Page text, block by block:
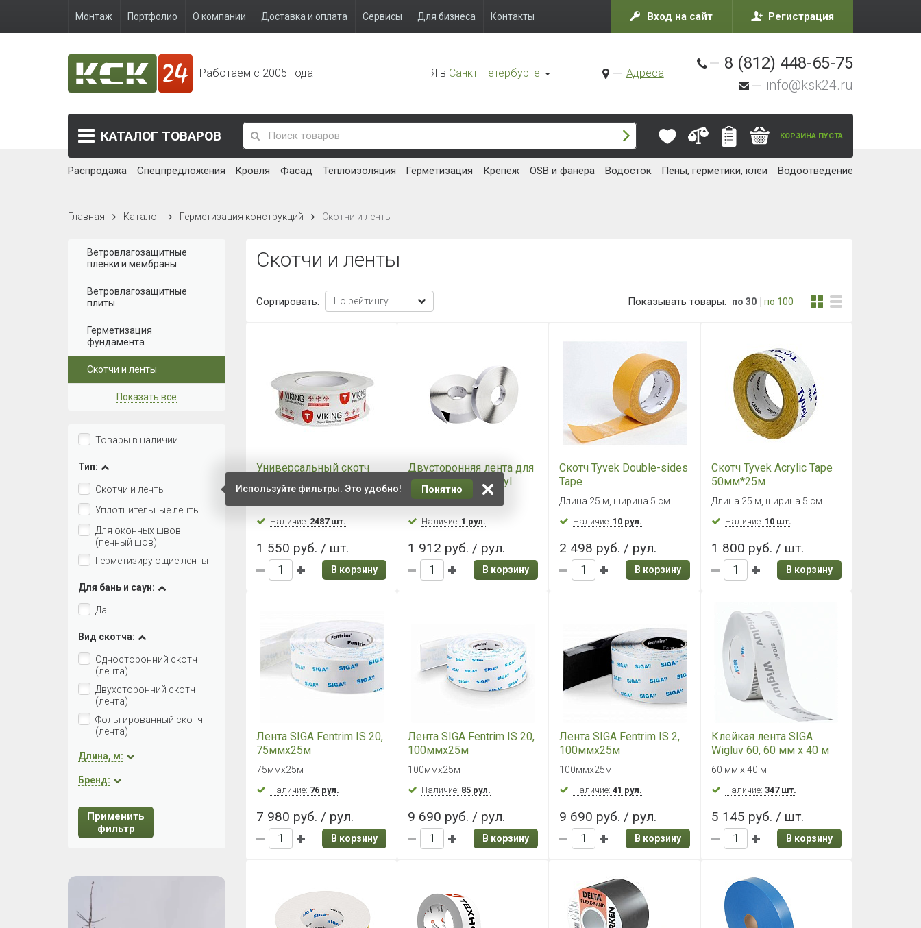
Монтаж Портфолио О компании Доставка и оплата Сервисы Для бизнеса Контакты Вход на сайт Регистрация
Работаем с 2005 года Я в Санкт-Петербурге Адреса
8 (812) 448-65-75
info@ksk24.ru
КАТАЛОГ ТОВАРОВ КОРЗИНА ПУСТА
Распродажа Спецпредложения Кровля Фасад Теплоизоляция Герметизация Крепеж OSB и фанера Водосток Пены, герметики, клеи Водоотведение
Главная Каталог Герметизация конструкций Скотчи и ленты
Скотчи и ленты
Сортировать: Показывать товары: по 30 по 100
Универсальный скотч
VIKING Super Strong Tape
50мм х 25м
Наличие: 2487 шт.
1 550 руб. / шт.
В корзину
Двусторонняя лента для
мембран Tyvek Butyl
Tape, 30 м
20 мм х 30 м
Наличие: 1 рул.
1 912 руб. / рул.
В корзину
Скотч Tyvek Double-sides
Tape
Длина 25 м, ширина 5 см
Наличие: 10 рул.
2 498 руб. / рул.
В корзину
Скотч Tyvek Acrylic Tape
50мм*25м
Длина 25 м, ширина 5 см
Наличие: 10 шт.
1 800 руб. / шт.
В корзину
Лента SIGA Fentrim IS 20,
75ммх25м
75ммх25м
Наличие: 76 рул.
7 980 руб. / рул.
В корзину
Лента SIGA Fentrim IS 20,
100ммх25м
100ммх25м
Наличие: 85 рул.
9 690 руб. / рул.
В корзину
Лента SIGA Fentrim IS 2,
100ммх25м
100ммх25м
Наличие:41 рул.
9 690 руб. / рул.
В корзину
Клейкая лента SIGA
Wigluv 60, 60 мм х 40 м
60 мм х 40 м
Наличие: 347 шт.
5 145 руб. / шт.
В корзину
Ветровлагозащитные
пленки и мембраны
Ветровлагозащитные
плиты
Герметизация
фундамента
Скотчи и ленты
Показать все
Используйте фильтры. Это удобно! Понятно
Товары в наличии
Тип:
Скотчи и ленты
Уплотнительные ленты
Для оконных швов
(пенный шов)
Герметизирующие ленты
Для бань и саун:
Да
Вид скотча:
Односторонний скотч
(лента)
Двухсторонний скотч
(лента)
Фольгированный скотч
(лента)
Длина, м:
Бренд:
Применить
фильтр